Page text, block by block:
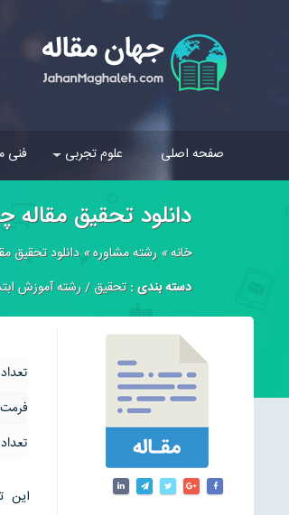
صفحه اصلی علوم تجربی فنی
دانلود تحقیق مقاله
خانه» رشته مشاوره» دانلود تحقیق
دسته بندی :تحقیق/رشته آموزش